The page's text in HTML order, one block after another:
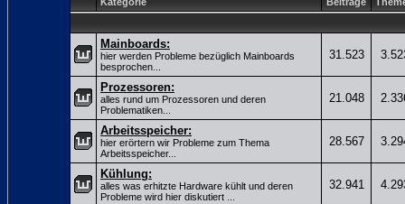
Kategorie Beiträge
Mainboards:
hier werden Probleme bezüglich Mainboards
besprochen...
31.523
Prozessoren:
alles rund um Prozessoren und deren
Problematiken...
21.048
Arbeitsspeicher:
hier erörtern wir Probleme zum Thema
Arbeitsspeicher...
28.567
Kühlung:
alles was erhitzte Hardware kühlt und deren
Probleme wird hier diskutiert ...
32.941